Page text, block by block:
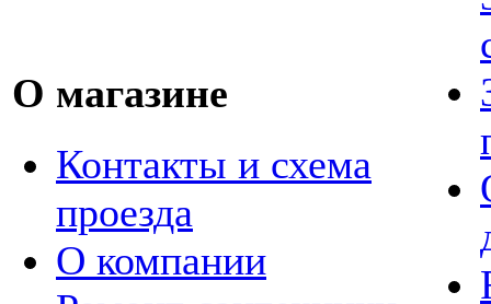
О магазине
Контакты и схема
проезда
О компании